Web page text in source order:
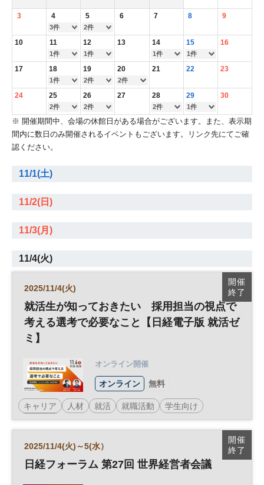
3 4
3件
5
2件
6 7 8 9
10 11
1件
12
1件
13 14
1件
15
1件
16
17 18
1件
19
2件
20
2件
21 22 23
24 25
2件
26
2件
27 28
2件
29
1件
30
※ 開催期間中、会場の休館日がある場合がございます。また、表示期
間内に数日のみ開催されるイベントもございます。リンク先にてご確
認ください。
11/1(土)
11/2(日)
11/3(月)
11/4(火)
開催
終了
2025/11/4(火)
オンライン開催
オンライン 無料
就活生が知っておきたい 採用担当の視点で
考える選考で必要なこと【日経電子版 就活ゼ
ミ】
キャリア 人材 就活 就職活動
学生向け
参加無料
開催
終了
2025/11/4(火)～5(水）
日経フォーラム 第27回 世界経営者会議